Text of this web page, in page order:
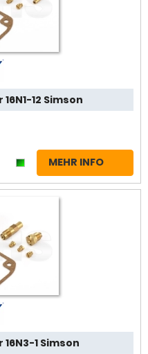
12 Simson
MEHR INFO
1 Simson